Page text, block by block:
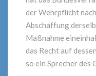
der Wehrpflicht
Abschaffung
Maßnahme
das Recht auf
so ein Sprecher des